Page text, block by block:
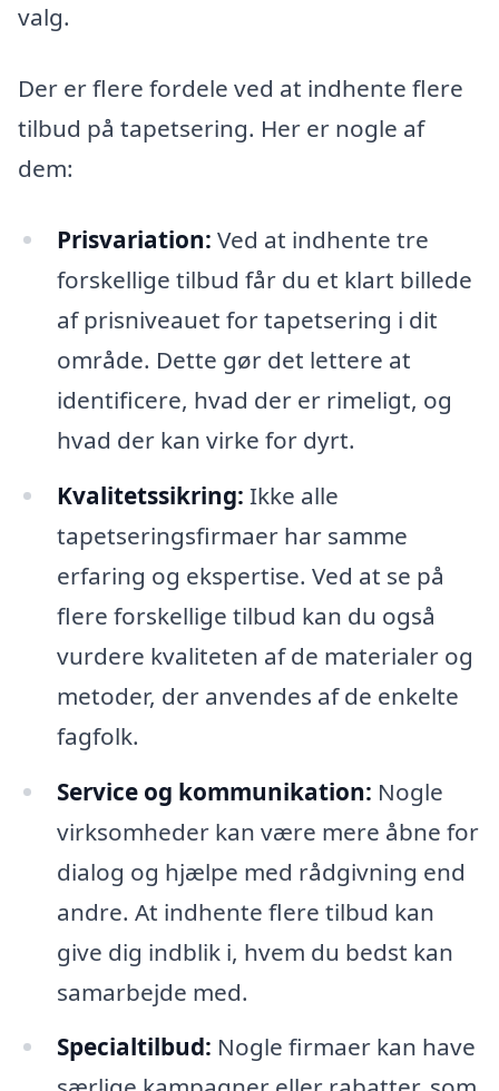
valg.
Der er flere fordele ved at indhente flere
tilbud på tapetsering. Her er nogle af
dem:
Prisvariation: Ved at indhente tre
forskellige tilbud får du et klart billede
af prisniveauet for tapetsering i dit
område. Dette gør det lettere at
identificere, hvad der er rimeligt, og
hvad der kan virke for dyrt.
Kvalitetssikring: Ikke alle
tapetseringsfirmaer har samme
erfaring og ekspertise. Ved at se på
flere forskellige tilbud kan du også
vurdere kvaliteten af de materialer og
metoder, der anvendes af de enkelte
fagfolk.
Service og kommunikation: Nogle
virksomheder kan være mere åbne for
dialog og hjælpe med rådgivning end
andre. At indhente flere tilbud kan
give dig indblik i, hvem du bedst kan
samarbejde med.
Specialtilbud: Nogle firmaer kan have